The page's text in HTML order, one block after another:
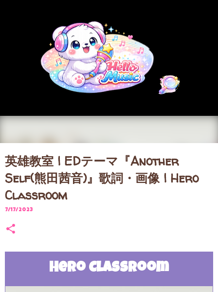
英雄教室 | EDテーマ『Another
Self(熊田茜音)』歌詞・画像 | Hero
Classroom
7/17/2023
Hero Classroom